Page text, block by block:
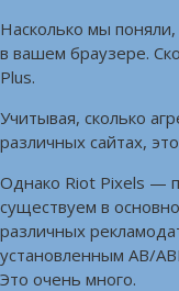
Насколько мы
в вашем браузере.
Plus.
Учитывая, сколько
различных сайтах,
Однако Riot Pixels —
существуем в
различных
установленным AB/
Это очень много.